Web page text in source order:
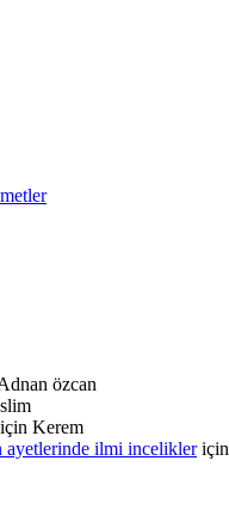
özcan
için Kerem
ayetlerinde ilmi incelikleriçin